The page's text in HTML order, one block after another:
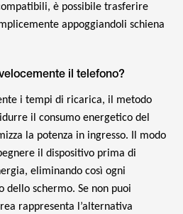
è possibile trasferire
appoggiandoli schiena
il telefono?
i tempi di ricarica, il metodo
il consumo energetico del
la potenza in ingresso. Il modo
il dispositivo prima di
eliminando così ogni
dello schermo. Se non puoi
rappresenta l’alternativa